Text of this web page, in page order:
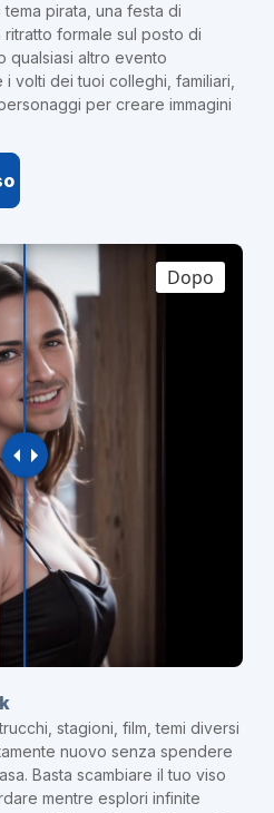
pirata, una festa di
formale sul posto di
qualsiasi altro evento
volti dei tuoi colleghi, familiari,
per creare immagini
Dopo
stagioni, film, temi diversi
nuovo senza spendere
Basta scambiare il tuo viso
mentre esplori infinite